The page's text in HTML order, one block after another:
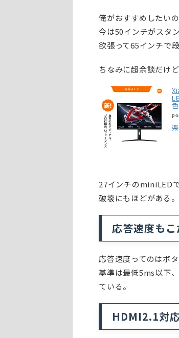
俺がおすすめしたい
今は50インチがスタ
欲張って65インチで
ちなみに超余談だけ
27インチのminiLED
破壊にもほどがある
応答速度もこ
応答速度ってのはボ
基準は最低5ms以下
ている。
HDMI2.1対